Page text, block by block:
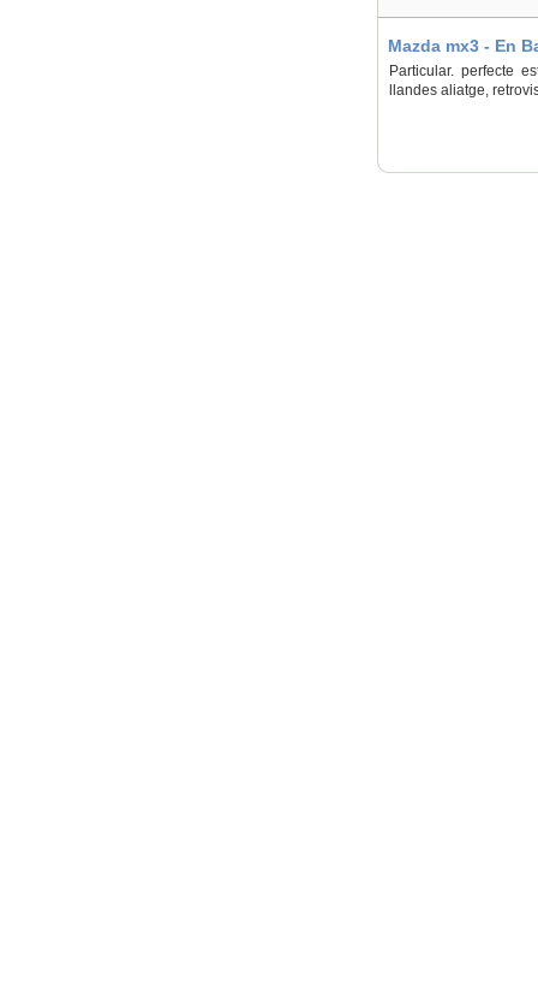
Mazda mx3 - En
Particular. perfecte
llandes aliatge,